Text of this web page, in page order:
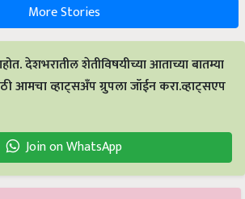
More Stories
देशभरातील शेतीविषयीच्या आताच्या बातम्या
आमचा व्हाट्सअँप ग्रुपला जॉईन करा.व्हाट्सएप
Join on WhatsApp